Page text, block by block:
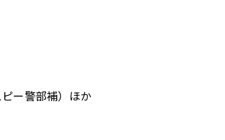
ー警部補）ほか